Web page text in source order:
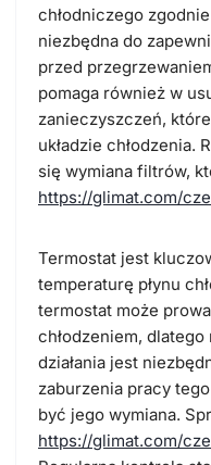
chłodniczego
niezbędna do
przed
pomaga również w
zanieczyszczeń,
układzie chłodzenia.
się wymiana filtrów,
https://glimat.com/
Termostat jest
temperaturę płynu
termostat może
chłodzeniem,
działania jest
zaburzenia pracy
być jego wymiana.
https://glimat.com/